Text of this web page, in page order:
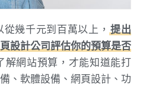
幾千元到百萬以上， 提出
設計公司評估你的預算是否
解網站預算，才能知道能打
、軟體設備、網頁設計、功